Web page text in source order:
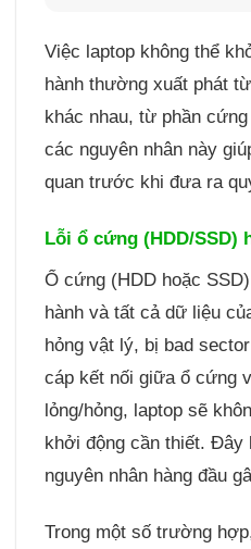
Việc laptop không thể
hành thường xuất phát
khác nhau, từ phần
các nguyên nhân này
quan trước khi đưa ra
Lỗi ổ cứng (HDD/SSD)
Ổ cứng (HDD hoặc
hành và tất cả dữ liệu
hỏng vật lý, bị bad
cáp kết nối giữa ổ cứng
lỏng/hỏng, laptop sẽ
khởi động cần thiết. Đây
nguyên nhân hàng đầu
Trong một số trường